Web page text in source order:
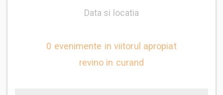
Data si locatia
0 evenimente in viitorul apropiat
revino in curand